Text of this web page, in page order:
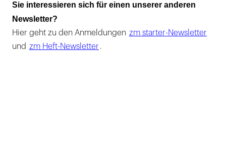
Sie interessieren sich für einen unserer anderen
Newsletter?
Hier geht zu den Anmeldungen zm starter-Newsletter
und zm Heft-Newsletter .